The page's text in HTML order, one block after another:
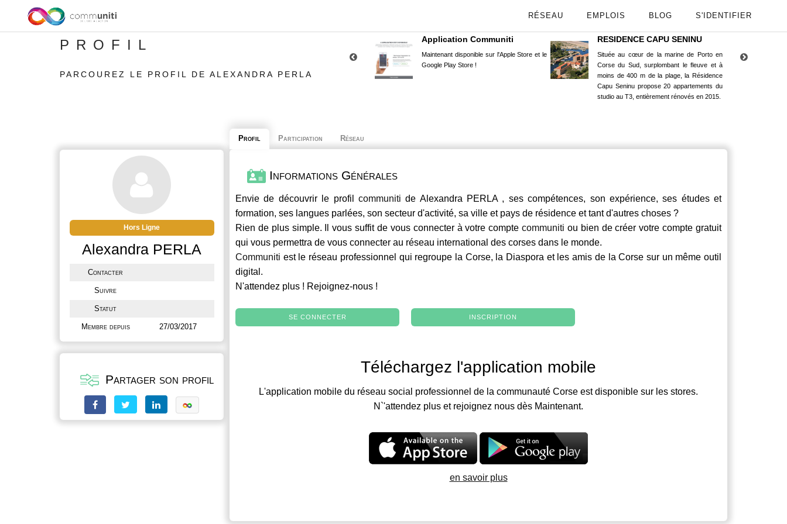
RÉSEAU EMPLOIS BLOG S'IDENTIFIER
PROFIL
PARCOUREZ LE PROFIL DE ALEXANDRA PERLA
Application Communiti
Maintenant disponible sur l'Apple Store et le
Google Play Store !
RESIDENCE CAPU SENINU
Située au cœur de la marine de Porto en
Corse du Sud, surplombant le fleuve et à
moins de 400 m de la plage, la Résidence
Capu Seninu propose 20 appartements du
studio au T3, entièrement rénovés en 2015.
Hors Ligne
Alexandra PERLA
Contacter
Suivre
Statut
Membre depuis 27/03/2017
Partager son profil
Profil Participation Réseau
Informations Générales
Envie de découvrir le profil communiti de Alexandra PERLA , ses compétences, son expérience, ses études et
formation, ses langues parlées, son secteur d'activité, sa ville et pays de résidence et tant d'autres choses ?
Rien de plus simple. Il vous suffit de vous connecter à votre comptecommuniti ou bien de créer votre compte gratuit
qui vous permettra de vous connecter au réseau international des corses dans le monde.
Communiti est le réseau professionnel qui regroupe la Corse, la Diaspora et les amis de la Corse sur un même outil
digital.
N'attendez plus ! Rejoignez-nous !
SE CONNECTER INSCRIPTION
Téléchargez l'application mobile
L'application mobile du réseau social professionnel de la communauté Corse est disponible sur les stores.
N`'attendez plus et rejoignez nous dès Maintenant.
en savoir plus